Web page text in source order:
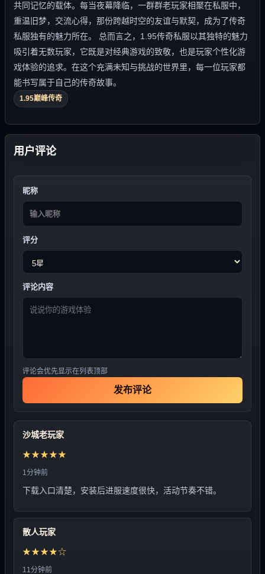
共同记忆的载体。每当夜幕降临，一群群老玩家相聚在私服中，
重温旧梦，交流心得，那份跨越时空的友谊与默契，成为了传奇
私服独有的魅力所在。 总而言之，1.95传奇私服以其独特的魅力
吸引着无数玩家，它既是对经典游戏的致敬，也是玩家个性化游
戏体验的追求。在这个充满未知与挑战的世界里，每一位玩家都
能书写属于自己的传奇故事。
1.95巅峰传奇
用户评论
昵称
评分
评论内容
评论会优先显示在列表顶部
发布评论
沙城老玩家
★★★★★
1分钟前
下载入口清楚，安装后进服速度很快，活动节奏不错。
散人玩家
★★★★☆
11分钟前